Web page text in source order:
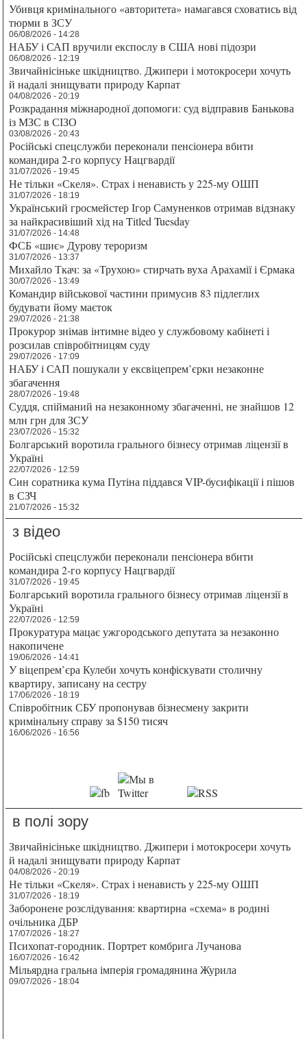
Убивця кримінального «авторитета» намагався сховатись від
тюрми в ЗСУ
06/08/2026 - 14:28
НАБУ і САП вручили експослу в США нові підозри
06/08/2026 - 12:19
Звичайнісіньке шкідництво. Джипери і мотокросери хочуть
й надалі знищувати природу Карпат
04/08/2026 - 20:19
Розкрадання міжнародної допомоги: суд відправив Банькова
із МЗС в СІЗО
03/08/2026 - 20:43
Російські спецслужби переконали пенсіонера вбити
командира 2-го корпусу Нацгвардії
31/07/2026 - 19:45
Не тільки «Скеля». Страх і ненависть у 225-му ОШП
31/07/2026 - 18:19
Український гросмейстер Ігор Самуненков отримав відзнаку
за найкрасивіший хід на Titled Tuesday
31/07/2026 - 14:48
ФСБ «шиє» Дурову тероризм
31/07/2026 - 13:37
Михайло Ткач: за «Трухою» стирчать вуха Арахамії і Єрмака
30/07/2026 - 13:49
Командир військової частини примусив 83 підлеглих
будувати йому маєток
29/07/2026 - 21:38
Прокурор знімав інтимне відео у службовому кабінеті і
розсилав співробітницям суду
29/07/2026 - 17:09
НАБУ і САП пошукали у ексвіцепрем’єрки незаконне
збагачення
28/07/2026 - 19:48
Суддя, спійманий на незаконному збагаченні, не знайшов 12
млн грн для ЗСУ
23/07/2026 - 15:32
Болгарський воротила грального бізнесу отримав ліцензії в
Україні
22/07/2026 - 12:59
Син соратника кума Путіна піддався VIP-бусифікації і пішов
в СЗЧ
21/07/2026 - 15:32
з відео
Російські спецслужби переконали пенсіонера вбити
командира 2-го корпусу Нацгвардії
31/07/2026 - 19:45
Болгарський воротила грального бізнесу отримав ліцензії в
Україні
22/07/2026 - 12:59
Прокуратура мацає ужгородського депутата за незаконно
накопичене
19/06/2026 - 14:41
У віцепрем’єра Кулеби хочуть конфіскувати столичну
квартиру, записану на сестру
17/06/2026 - 18:19
Співробітник СБУ пропонував бізнесмену закрити
кримінальну справу за $150 тисяч
16/06/2026 - 16:56
в полі зору
Звичайнісіньке шкідництво. Джипери і мотокросери хочуть
й надалі знищувати природу Карпат
04/08/2026 - 20:19
Не тільки «Скеля». Страх і ненависть у 225-му ОШП
31/07/2026 - 18:19
Заборонене розслідування: квартирна «схема» в родині
очільника ДБР
17/07/2026 - 18:27
Психопат-городник. Портрет комбрига Лучанова
16/07/2026 - 16:42
Мільярдна гральна імперія громадянина Журила
09/07/2026 - 18:04